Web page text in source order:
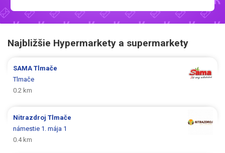
Najbližšie Hypermarkety a supermarkety
SAMATlmače
Tlmače
0.2 km
NitrazdrojTlmače
námestie 1. mája 1
0.4 km